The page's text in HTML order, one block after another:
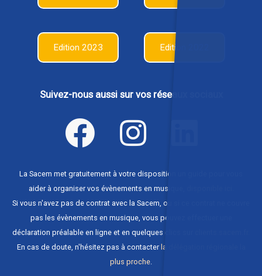
Edition 2023 Edition 2022
Suivez-nous aussi sur vos réseaux sociaux
La Sacem met gratuitement à votre disposition un guide pour vous
aider à organiser vos évènements en musique,
Si vous n'avez pas de contrat avec la Sacem, ou si ce contrat ne couvre
pas les évènements en musique, vous pouvez effectuer une
déclaration préalable en ligne et en quelques clics sur
En cas de doute, n'hésitez pas à contacter la délégation régionale la
plus proche.